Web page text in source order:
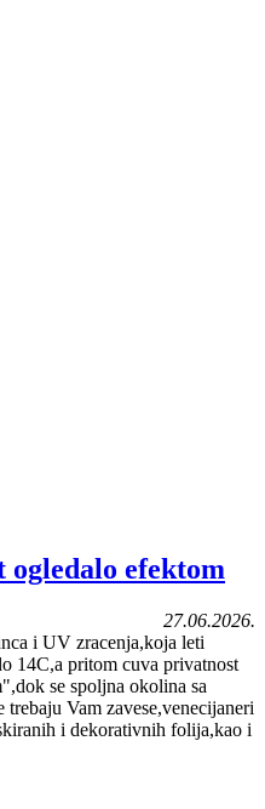
efektom
27.06.2026.
i UV zracenja,koja leti
14C,a pritom cuva privatnost
se spoljna okolina sa
Vam zavese,venecijaneri
i dekorativnih folija,kao i